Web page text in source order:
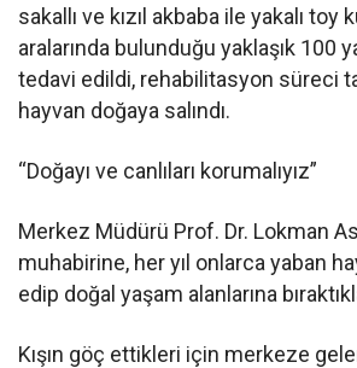
sakallı ve kızıl akbaba ile yakalı toy
aralarında bulunduğu yaklaşık 100
tedavi edildi, rehabilitasyon süreci
hayvan doğaya salındı.
“Doğayı ve canlıları korumalıyız”
Merkez Müdürü Prof. Dr. Lokman
muhabirine, her yıl onlarca yaban
edip doğal yaşam alanlarına
Kışın göç ettikleri için merkeze